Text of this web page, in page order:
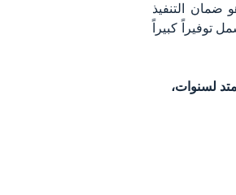
ضمان التنفيذ
توفيراً كبيراً
لسنوات،